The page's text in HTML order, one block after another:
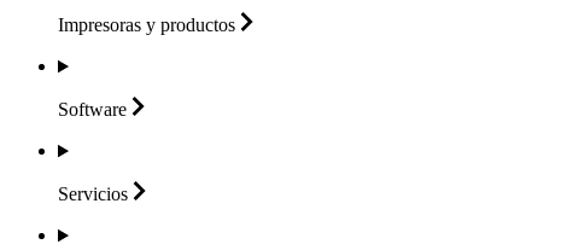
Impresoras y productos
Software
Servicios